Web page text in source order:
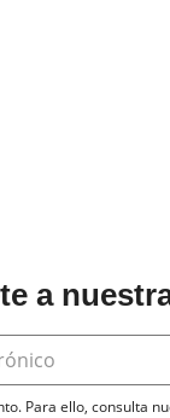
a
Para ello, consulta